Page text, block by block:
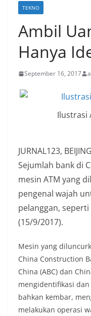
TEKNO
Ambil
Hanya
September 16, 2017
Ilustrasi
JURNAL123,
Sejumlah bank di
mesin ATM yang
pengenal wajah
pelanggan,
(15/9/2017).
Mesin yang
China Construction
China (ABC) dan
mengidentifikasi
bahkan kembar,
melakukan operasi